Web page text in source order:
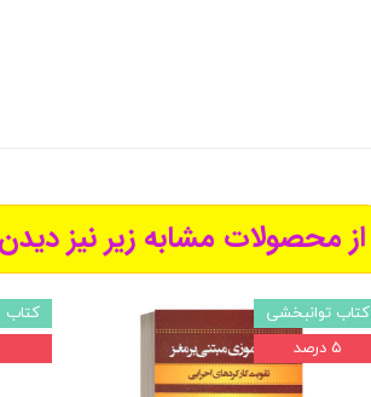
کتاب
کتاب توانبخشی
۵ درصد
از محصولات مشابه زیر نیز